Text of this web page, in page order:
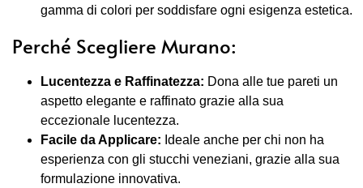
gamma di colori per soddisfare ogni esigenza estetica.
Perché Scegliere Murano:
Lucentezza e Raffinatezza: Dona alle tue pareti un
aspetto elegante e raffinato grazie alla sua
eccezionale lucentezza.
Facile da Applicare: Ideale anche per chi non ha
esperienza con gli stucchi veneziani, grazie alla sua
formulazione innovativa.